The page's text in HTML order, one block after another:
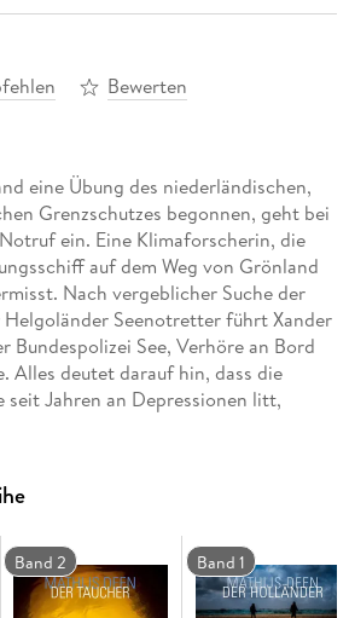
Bewerten
eine Übung des niederländischen,
Grenzschutzes begonnen, geht bei
ein. Eine Klimaforscherin, die
auf dem Weg von Grönland
Nach vergeblicher Suche der
Helgoländer Seenotretter führt Xander
Bundespolizei See, Verhöre an Bord
Alles deutet darauf hin, dass die
seit Jahren an Depressionen litt,
niederländischen Nordseekutters
Frau ein grausames Ende
der Ermittlungen nicht
Band 2 Band 1